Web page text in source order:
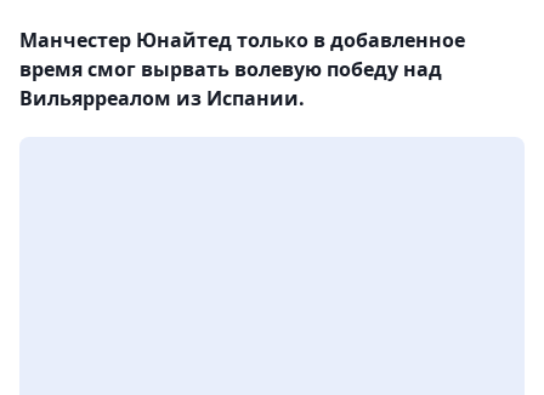
Манчестер Юнайтед только в добавленное
время смог вырвать волевую победу над
Вильярреалом из Испании.